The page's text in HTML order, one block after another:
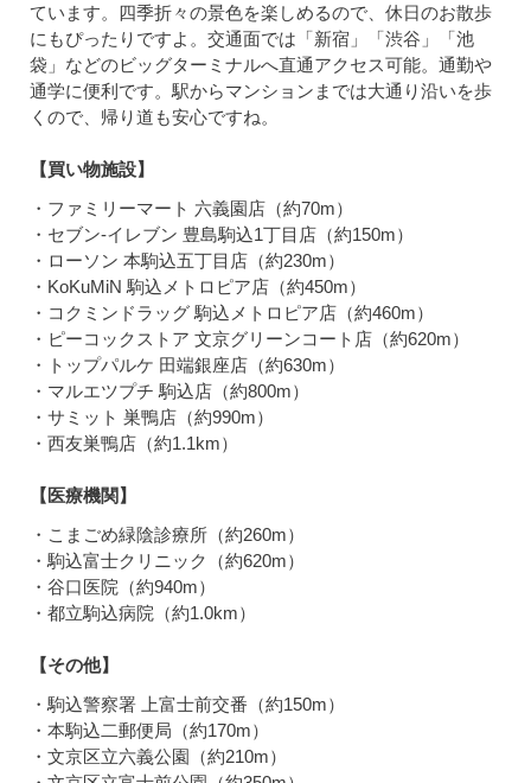
ています。四季折々の景色を楽しめるので、休日のお散歩
にもぴったりですよ。交通面では「新宿」「渋谷」「池
袋」などのビッグターミナルへ直通アクセス可能。通勤や
通学に便利です。駅からマンションまでは大通り沿いを歩
くので、帰り道も安心ですね。
【買い物施設】
・ファミリーマート 六義園店（約70m）
・セブン-イレブン 豊島駒込1丁目店（約150m）
・ローソン 本駒込五丁目店（約230m）
・KoKuMiN 駒込メトロピア店（約450m）
・コクミンドラッグ 駒込メトロピア店（約460m）
・ピーコックストア 文京グリーンコート店（約620m）
・トップパルケ 田端銀座店（約630m）
・マルエツプチ 駒込店（約800m）
・サミット 巣鴨店（約990m）
・西友巣鴨店（約1.1km）
【医療機関】
・こまごめ緑陰診療所（約260m）
・駒込富士クリニック（約620m）
・谷口医院（約940m）
・都立駒込病院（約1.0km）
【その他】
・駒込警察署 上富士前交番（約150m）
・本駒込二郵便局（約170m）
・文京区立六義公園（約210m）